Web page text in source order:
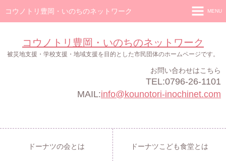
コウノトリ豊岡・いのちのネットワーク
コウノトリ豊岡・いのちのネットワーク
被災地支援・学校支援・地域支援を目的とした市民団体のホームページです。
お問い合わせはこちら
TEL:0796-26-1101
MAIL:info@kounotori-inochinet.com
MENU
ドーナツの会
オンライン居場所「ドーナツオンライン」
ドーナツの会とは ドーナツこども食堂とは